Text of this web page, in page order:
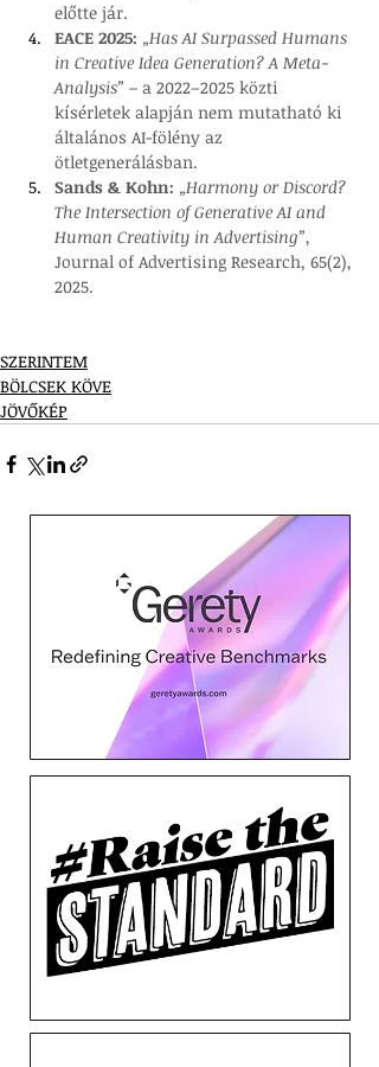
előtte jár.
EACE 2025: „Has AI Surpassed Humans
in Creative Idea Generation? A Meta-
Analysis” – a 2022–2025 közti
kísérletek alapján nem mutatható ki
általános AI-fölény az
ötletgenerálásban.
Sands & Kohn: „Harmony or Discord?
The Intersection of Generative AI and
Human Creativity in Advertising”,
Journal of Advertising Research, 65(2),
2025.
SZERINTEM
BÖLCSEK KÖVE
JÖVŐKÉP